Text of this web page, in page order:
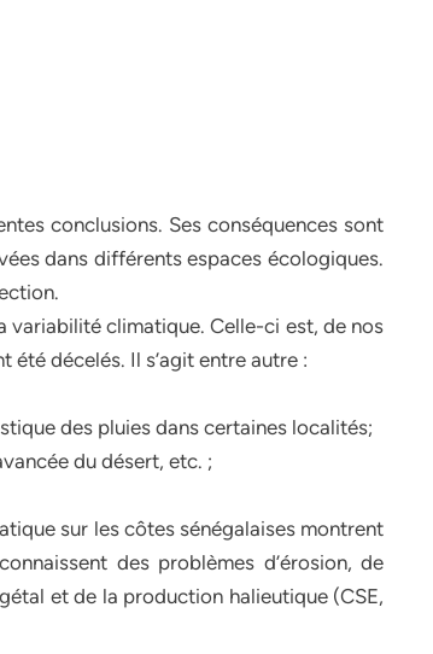
conclusions. Ses conséquences sont
dans différents espaces écologiques.
variabilité climatique. Celle-ci est, de nos
été décelés. Il s’agit entre autre :
des pluies dans certaines localités;
du désert, etc. ;
sur les côtes sénégalaises montrent
des problèmes d’érosion, de
et de la production halieutique (CSE,